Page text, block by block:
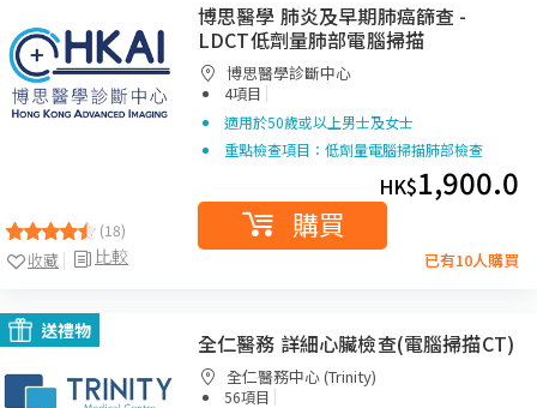
(18)
比較
收藏
博思醫學 肺炎及早期肺癌篩查 -
LDCT低劑量肺部電腦掃描
博思醫學診斷中心
4項目 |
適用於50歲或以上男士及女士
重點檢查項目：低劑量電腦掃描肺部檢查
HK$1,900.0
購買
已有10人購買
送禮物 全仁醫務 詳細心臟檢查(電腦掃描CT)
全仁醫務中心 (Trinity)
56項目 |